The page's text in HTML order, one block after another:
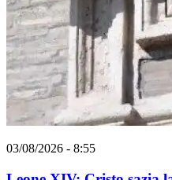
03/08/2026 - 8:55